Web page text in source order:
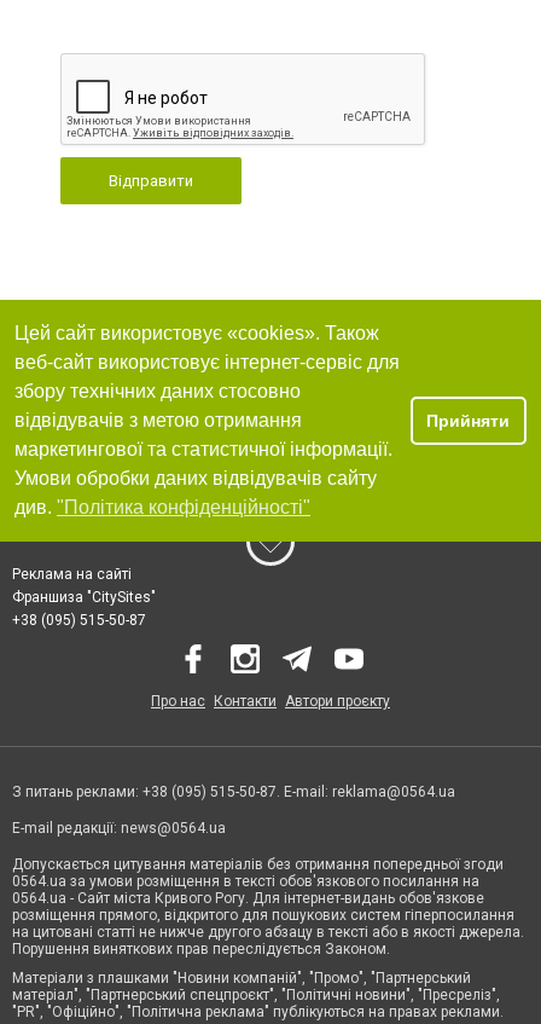
Відправити
Цей сайт використовує «cookies». Також
веб-сайт використовує інтернет-сервіс для
збору технічних даних стосовно
відвідувачів з метою отримання
маркетингової та статистичної інформації.
Умови обробки даних відвідувачів сайту
див. "Політика конфіденційності"
Прийняти
Реклама на сайті
Франшиза "CitySites"
+38 (095) 515-50-87
Про нас Контакти Автори проєкту
З питань реклами: +38 (095) 515-50-87. E-mail: reklama@0564.ua
E-mail редакції: news@0564.ua
Допускається цитування матеріалів без отримання попередньої згоди
0564.ua за умови розміщення в тексті обов'язкового посилання на
0564.ua - Сайт міста Кривого Рогу. Для інтернет-видань обов'язкове
розміщення прямого, відкритого для пошукових систем гіперпосилання
на цитовані статті не нижче другого абзацу в тексті або в якості джерела.
Порушення виняткових прав переслідується Законом.
Матеріали з плашками "Новини компаній", "Промо", "Партнерський
матеріал", "Партнерський спецпроєкт", "Політичні новини", "Пресреліз",
"PR", "Офіційно", "Політична реклама" публікуються на правах реклами.